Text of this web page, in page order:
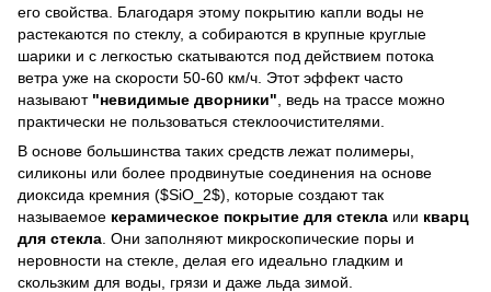
его свойства. Благодаря этому покрытию капли воды не
растекаются по стеклу, а собираются в крупные круглые
шарики и с легкостью скатываются под действием потока
ветра уже на скорости 50-60 км/ч. Этот эффект часто
называют "невидимые дворники" , ведь на трассе можно
практически не пользоваться стеклоочистителями.
В основе большинства таких средств лежат полимеры,
силиконы или более продвинутые соединения на основе
диоксида кремния ($SiO_2$), которые создают так
называемое керамическое покрытие для стекла или кварц
для стекла . Они заполняют микроскопические поры и
неровности на стекле, делая его идеально гладким и
скользким для воды, грязи и даже льда зимой.